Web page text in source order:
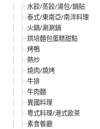
水餃/蒸餃/湯包/鍋貼
泰式/東南亞/南洋料理
火鍋/涮涮鍋
烘培麵包蛋糕甜點
烤鴨
熱炒
燒肉/燒烤
牛排
牛肉麵
異國料理
粵式料理/港式飲茶
素食餐廳